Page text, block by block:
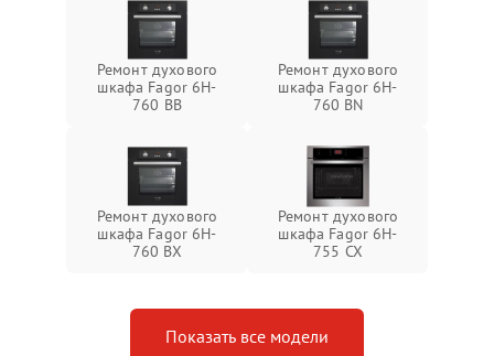
Ремонт духового
шкафа Fagor 6H-
760 BB
Ремонт духового
шкафа Fagor 6H-
760 BN
Ремонт духового
шкафа Fagor 6H-
760 BX
Ремонт духового
шкафа Fagor 6H-
755 CX
Показать все модели